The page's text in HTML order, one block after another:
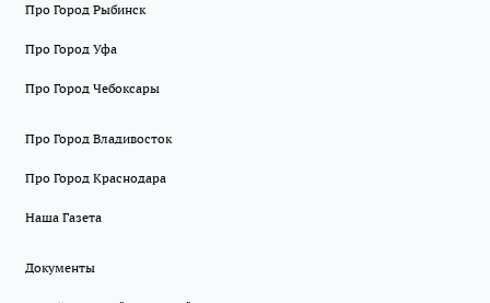
Про Город Рыбинск
Про Город Уфа
Про Город Чебоксары
Про Город Владивосток
Про Город Краснодара
Наша Газета
Документы